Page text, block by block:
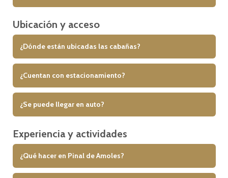
Ubicación y acceso
¿Dónde están ubicadas las cabañas?
¿Cuentan con estacionamiento?
¿Se puede llegar en auto?
Experiencia y actividades
¿Qué hacer en Pinal de Amoles?